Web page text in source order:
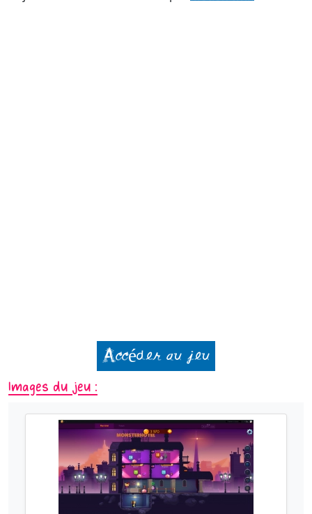
Accéder au jeu
Images du jeu :